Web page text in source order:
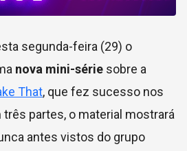
segunda-feira (29) o
nova mini-série sobre a
That, que fez sucesso nos
três partes, o material mostrará
antes vistos do grupo